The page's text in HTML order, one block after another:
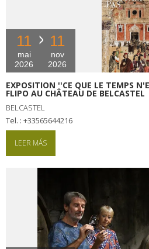
11
mai
2026
11
nov
2026
EXPOSITION ''CE QUE LE TEMPS
FLIPO AU CHÂTEAU DE BELCASTEL
BELCASTEL
tel. : +33565644216
LEER MÁS